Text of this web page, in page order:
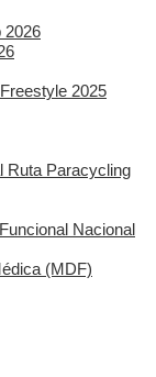
2026
2025
Ruta Paracycling
Nacional
(MDF)